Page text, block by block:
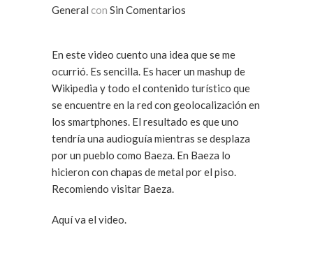
General con Sin Comentarios
En este video cuento una idea que se me
ocurrió. Es sencilla. Es hacer un mashup de
Wikipedia y todo el contenido turístico que
se encuentre en la red con geolocalización en
los smartphones. El resultado es que uno
tendría una audioguía mientras se desplaza
por un pueblo como Baeza. En Baeza lo
hicieron con chapas de metal por el piso.
Recomiendo visitar Baeza.
Aquí va el video.